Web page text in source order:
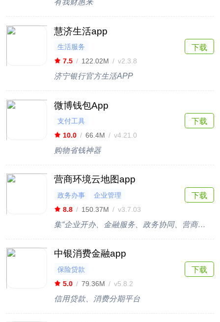
有我财惠来
慧济生活app
生活服务
7.5 / 122.02M / v2.3.8
济宁银行官方生活APP
下载
微博钱包App
支付工具
10.0 / 66.4M / v4.21.0
购物省钱神器
下载
营商环境云地图app
政务办事
企业管理
8.8 / 150.37M / v3.7.03
集“企业开办、金融服务、政务协同、营商热点”于一体的企业服务平台
下载
中银消费金融app
保险贷款
5.0 / 79.36M / v5.8.2
信用贷款、消费分期平台
下载